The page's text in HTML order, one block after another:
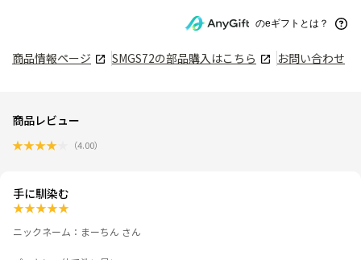
のeギフトとは？
商品情報ページ SMGS72の部品購入はこちら お問い合わせ
商品レビュー
★★★★ （4.00）
手に馴染む
★★★★★
ニックネーム：まーちん さん